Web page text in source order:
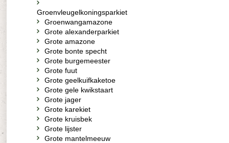
Groenvleugelkoningsparkiet
Groenwangamazone
Grote alexanderparkiet
Grote amazone
Grote bonte specht
Grote burgemeester
Grote fuut
Grote geelkuifkaketoe
Grote gele kwikstaart
Grote jager
Grote karekiet
Grote kruisbek
Grote lijster
Grote mantelmeeuw